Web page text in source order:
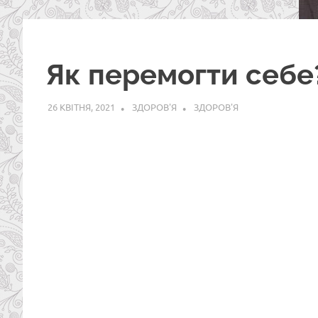
Як перемогти
26 КВІТНЯ, 2021 ЗДОРОВ'Я ЗДОРОВ'Я